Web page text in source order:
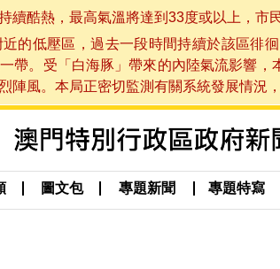
續酷熱，最高氣溫將達到33度或以上，
的低壓區，過去一段時間持續於該區徘
帶。受「白海豚」帶來的內陸氣流影響
陣風。本局正密切監測有關系統發展情
圖文包 專題新聞 專題特寫